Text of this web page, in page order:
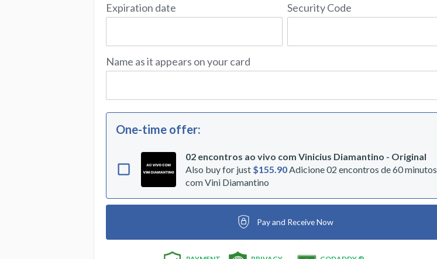
Expiration date Security Code
Name as it appears on your card
One-time offer:
02 encontros ao vivo com Vinicius Diamantino - Original
Also buy for just $155.90 Adicione 02 encontros de 60 minutos
com Vini Diamantino
Pay and Receive Now